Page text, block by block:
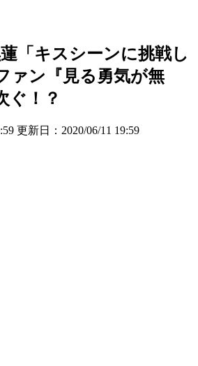
「キスシーンに挑戦し
ァン『見る勇気が無
ぐ！？
更新日： 2020/06/11 19:59